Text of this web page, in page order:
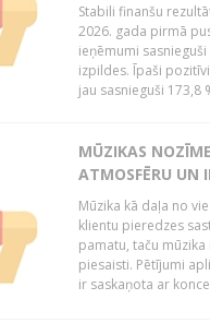
Stabili finanšu
2026. gada pirmā
ieņēmumi
izpildes. Īpaši
jau sasnieguši 173,8
MŪZIKAS
ATMOSFĒRU UN
Mūzika kā daļa no
klientu pieredzes
pamatu, taču
piesaisti. Pētījumi
ir saskaņota ar